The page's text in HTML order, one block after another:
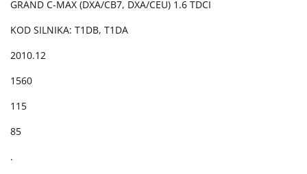
GRAND C-MAX (DXA/CB7, DXA/CEU) 1.6 TDCI
KOD SILNIKA: T1DB, T1DA
2010.12
1560
115
85
.